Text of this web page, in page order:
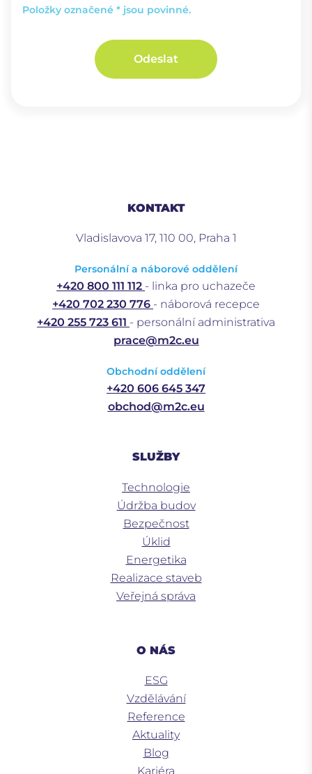
Položky označené * jsou povinné.
Odeslat
KONTAKT
Vladislavova 17, 110 00, Praha 1
Personální a náborové oddělení
+420 800 111 112 - linka pro uchazeče
+420 702 230 776 - náborová recepce
+420 255 723 611 - personální administrativa
prace@m2c.eu
Obchodní oddělení
+420 606 645 347
obchod@m2c.eu
SLUŽBY
Technologie
Údržba budov
Bezpečnost
Úklid
Energetika
Realizace staveb
Veřejná správa
O NÁS
ESG
Vzdělávání
Reference
Aktuality
Blog
Kariéra